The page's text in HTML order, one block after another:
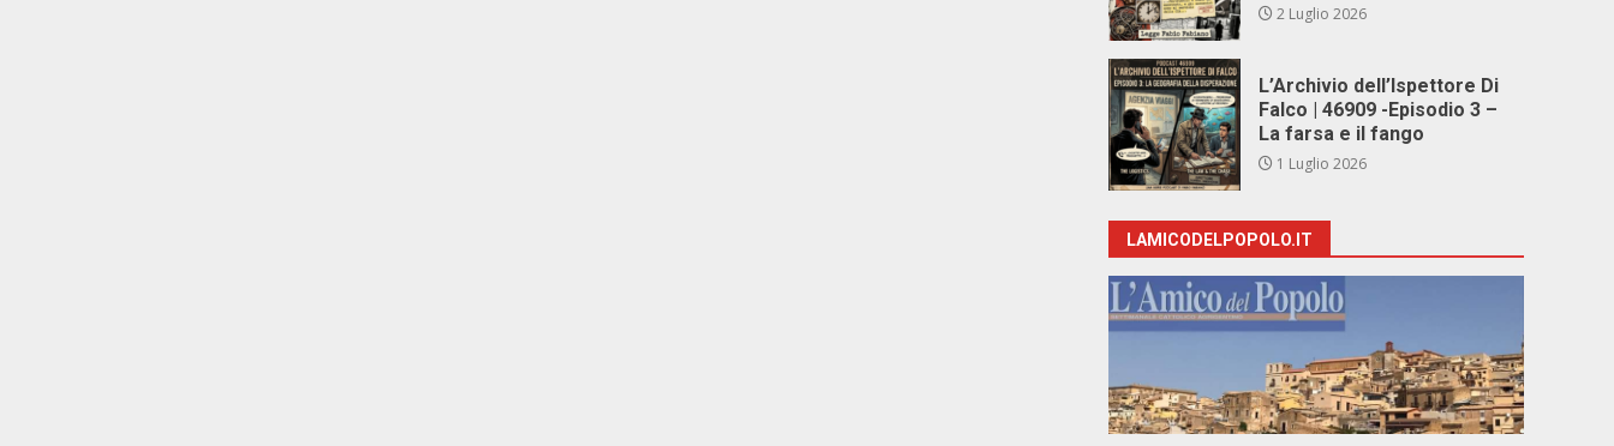
2 Luglio 2026
L’Archivio dell’Ispettore Di
Falco | 46909 -Episodio 3 –
La farsa e il fango
1 Luglio 2026
LAMICODELPOPOLO.IT